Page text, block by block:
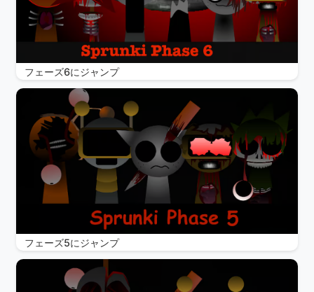
フェーズ6にジャンプ
フェーズ5にジャンプ